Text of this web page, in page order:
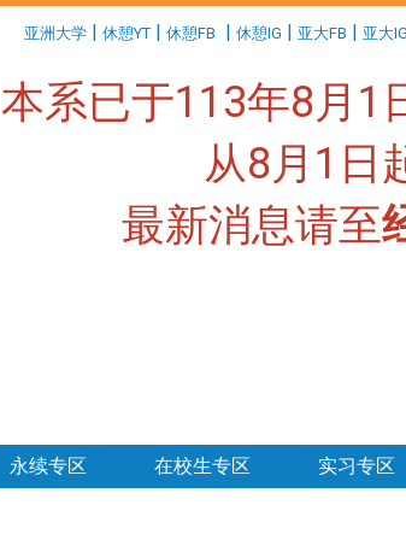
亚洲大学 | 休憩YT | 休憩FB | 休憩IG | 亚大FB | 亚大IG
本系已于113年8月1
从8月1日
最新消息请至
永续专区 在校生专区 实习专区